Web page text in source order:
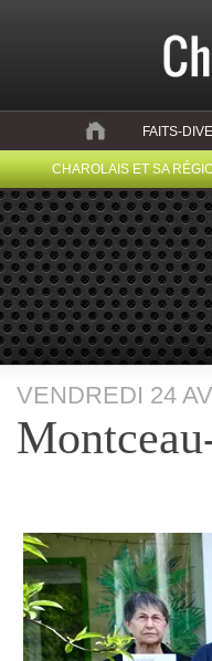
FAITS-
CHAROLAIS ET SA
VENDREDI 24